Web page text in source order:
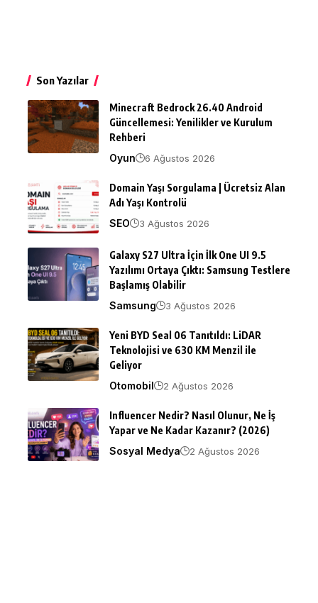
Son Yazılar
Minecraft Bedrock 26.40 Android
Güncellemesi: Yenilikler ve Kurulum
Rehberi
Oyun
6 Ağustos 2026
Domain Yaşı Sorgulama | Ücretsiz Alan
Adı Yaşı Kontrolü
SEO
3 Ağustos 2026
Galaxy S27 Ultra İçin İlk One UI 9.5
Yazılımı Ortaya Çıktı: Samsung Testlere
Başlamış Olabilir
Samsung
3 Ağustos 2026
Yeni BYD Seal 06 Tanıtıldı: LiDAR
Teknolojisi ve 630 KM Menzil ile
Geliyor
Otomobil
2 Ağustos 2026
Influencer Nedir? Nasıl Olunur, Ne İş
Yapar ve Ne Kadar Kazanır? (2026)
Sosyal Medya
2 Ağustos 2026